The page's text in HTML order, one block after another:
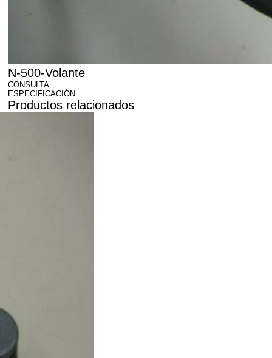
N-500-Volante
CONSULTA
ESPECIFICACIÓN
Productos relacionados